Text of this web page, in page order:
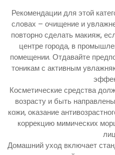
Рекомендации для этой
словах – очищение и
повторно сделать макияж,
центре города, в
помещении. Отдавайте
тоникам с активным
Косметические средства
возрасту и быть
кожи, оказание
коррекцию мимических
Домашний уход включает